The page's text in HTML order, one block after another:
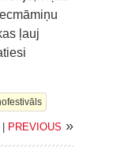
ļauj
PREVIOUS »